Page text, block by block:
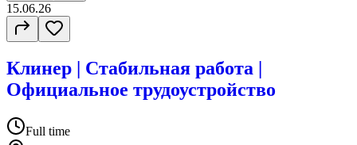
15.06.26
Клинер | Стабильная работа |
Официальное трудоустройство
Full time